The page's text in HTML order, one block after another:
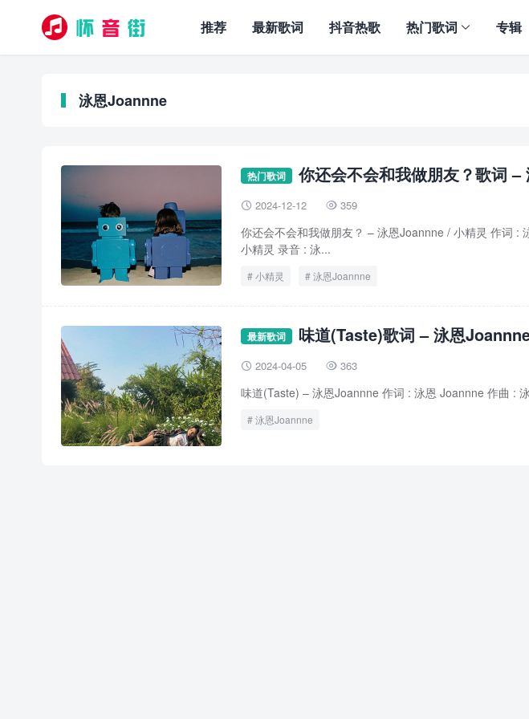
推荐 最新歌词 抖音热歌 热门歌词 专辑
泳恩Joannne
热门歌词 你还会不会和我做朋友？歌词
 2024-12-12  359
你还会不会和我做朋友？ – 泳恩Joannne / 小精灵 作词 :
小精灵 录音 : 泳...
小精灵 泳恩Joannne
最新歌词 味道(Taste)歌词 – 泳恩
 2024-04-05  363
味道(Taste) – 泳恩Joannne 作词 : 泳恩 Joannne 作曲 :
泳恩Joannne